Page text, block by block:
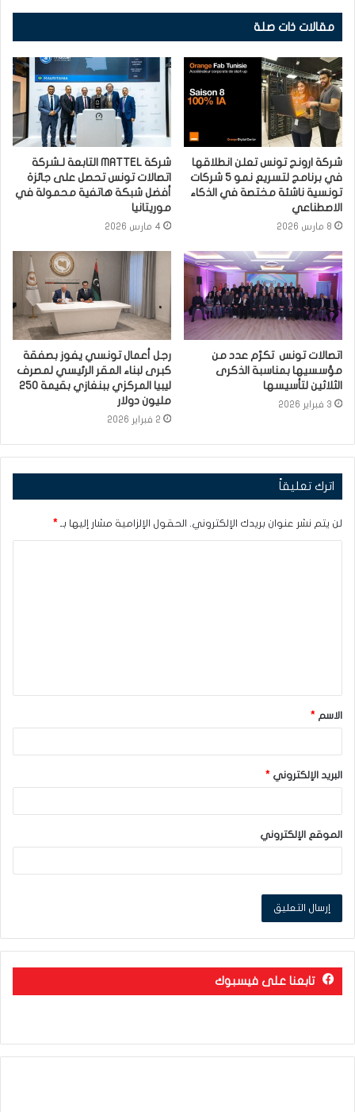
مقالات ذات صلة
شركة ارونج تونس تعلن انطلاقها
في برنامج لتسريع نمو 5 شركات
تونسية ناشئة مختصة في الذكاء
الاصطناعي
8 مارس 2026
شركة MATTEL التابعة لـشركة
اتصالات تونس تحصل على جائزة
أفضل شبكة هاتفية محمولة في
موريتانيا
4 مارس 2026
اتصالات تونس تكرّم عدد من
مؤسسيها بمناسبة الذكرى
الثلاثين لتأسيسها
3 فبراير 2026
رجل أعمال تونسي يفوز بصفقة
كبرى لبناء المقر الرئيسي لمصرف
ليبيا المركزي ببنغازي بقيمة 250
مليون دولار
2 فبراير 2026
اترك تعليقاً
لن يتم نشر عنوان بريدك الإلكتروني. الحقول الإلزامية مشار إليها بـ *
ق
*الاسم *
البريد الإلكتروني *
الموقع الإلكتروني
تابعنا على فيسبوك